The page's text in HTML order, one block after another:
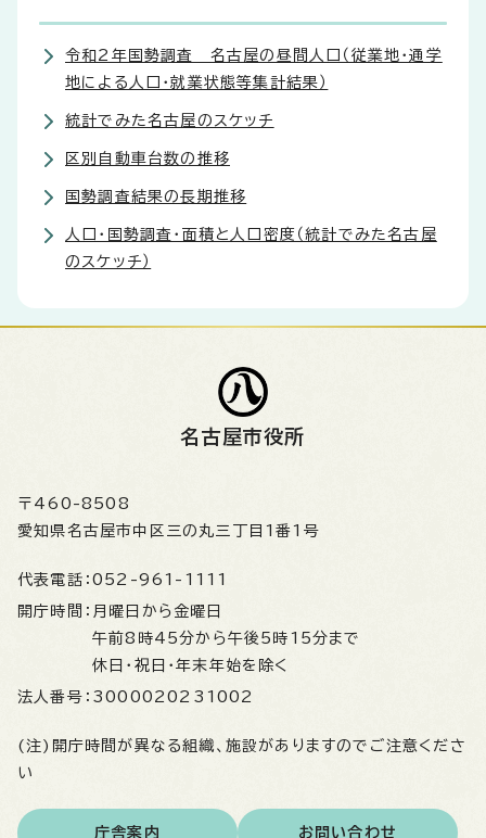
令和2年国勢調査 名古屋の昼間人口（従業地・通学
地による人口・就業状態等集計結果）
統計でみた名古屋のスケッチ
区別自動車台数の推移
国勢調査結果の長期推移
人口・国勢調査・面積と人口密度（統計でみた名古屋
のスケッチ）
名古屋市役所
〒460-8508
愛知県名古屋市中区三の丸三丁目1番1号
代表電話： 052-961-1111
開庁時間： 月曜日から金曜日
午前8時45分から午後5時15分まで
休日・祝日・年末年始を除く
法人番号： 3000020231002
(注)開庁時間が異なる組織、施設がありますのでご注意くださ
い
庁舎案内 お問い合わせ